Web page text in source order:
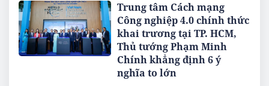
Trung tâm Cách mạng
Công nghiệp 4.0 chính thức
khai trương tại TP. HCM,
Thủ tướng Phạm Minh
Chính khẳng định 6 ý
nghĩa to lớn